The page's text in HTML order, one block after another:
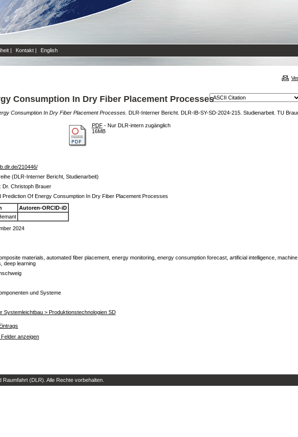
| Kontakt | English
Consumption In Dry Fiber Placement Processes
Consumption In Dry Fiber Placement Processes. DLR-Interner Bericht. DLR-IB-SY-SD-2024-215. Studienarbeit. TU
PDF- Nur DLR-intern zugänglich
16MB
210446/
(DLR-Interner Bericht, Studienarbeit)
Dr. Christoph Brauer
Prediction Of Energy Consumption In Dry Fiber Placement Processes
Autoren-ORCID-iD
2024
materials, automated fiber placement, energy monitoring, energy consumption forecast, artificial intelligence,
deep learning
und Systeme
Systemleichtbau > Produktionstechnologien SD
Felder anzeigen
(DLR). Alle Rechte vorbehalten.